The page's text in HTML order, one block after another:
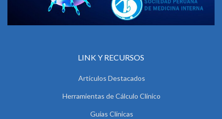
LINK Y RECURSOS
Artículos Destacados
Herramientas de Cálculo Clínico
Guías Clínicas